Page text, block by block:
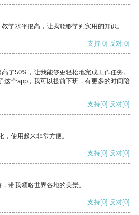
学水平很高，让我能够学到实用的知识。
支持[0] 反对[0]
了50%，让我能够更轻松地完成工作任务。
这个app，我可以提前下班，有更多的时间陪
支持[0] 反对[0]
使用起来非常方便。
支持[0] 反对[0]
带我领略世界各地的美景。
支持[0] 反对[0]